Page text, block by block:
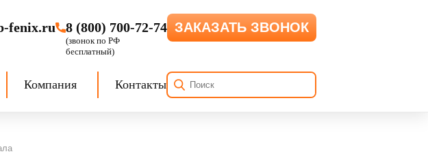
fenix.ru 8 (800) 700-72-74 ЗАКАЗАТЬ ЗВОНОК
Компания Контакты